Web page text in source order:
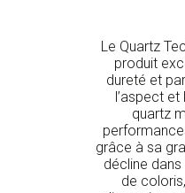
Le Quartz
produit
dureté et
l’aspect et
quartz
grâce à sa
décline
de